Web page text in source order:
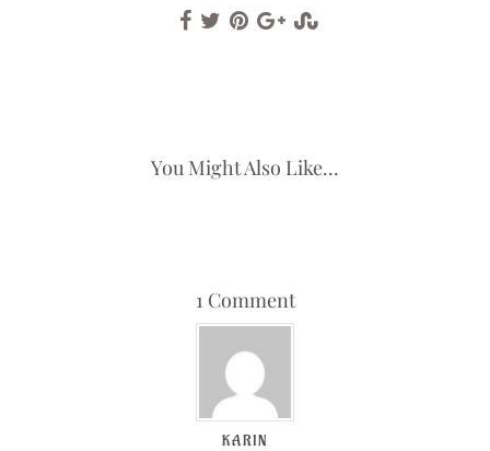
You Might Also Like...
1 Comment
KARIN